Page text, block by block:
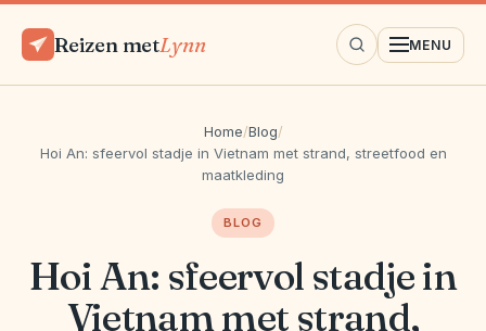
Reizen metLynn MENU
Home/Blog/
Hoi An: sfeervol stadje in Vietnam met strand, streetfood en
maatkleding
BLOG
Hoi An: sfeervol stadje in
Vietnam met strand,